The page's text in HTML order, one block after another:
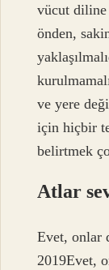
vücut diline
önden,
ve yere
için hiçbir
belirtmek
Atlar
Evet, onlar
2019Evet,